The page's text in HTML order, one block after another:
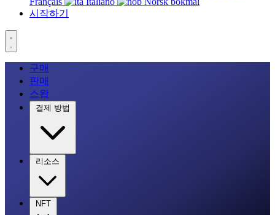
시작하기
구매
판매
스왑
결제 방법
리소스
NFT